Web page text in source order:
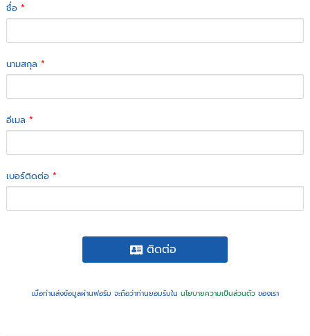
ชื่อ*
นามสกุล*
อีเมล*
เบอร์ติดต่อ*
ติดต่อ
เมื่อท่านส่งข้อมูลผ่านฟอร์ม จะถือว่าท่านยอมรับใน นโยบายความเป็นส่วนตัวของเรา